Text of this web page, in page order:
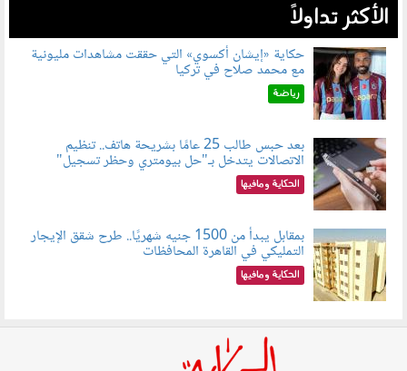
الأكثر تداولاً
080802.jpg
حكاية «إيشان أكسوي» التي حققت مشاهدات مليونية
مع محمد صلاح في تركيا
رياضة
080803.jpg
بعد حبس طالب 25 عامًا بشريحة هاتف.. تنظيم
الاتصالات يتدخل بـ"حل بيومتري وحظر تسجيل"
الحكاية ومافيها
080801.jpg
بمقابل يبدأ من 1500 جنيه شهريًا.. طرح شقق الإيجار
التمليكي في القاهرة المحافظات
الحكاية ومافيها